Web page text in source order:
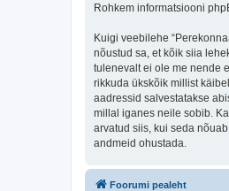
Rohkem informatsiooni
Kuigi veebilehe
nõustud sa, et kõik siia
tulenevalt ei ole me nende
rikkuda ükskõik millist
aadressid salvestatakse
millal iganes neile sobib.
arvatud siis, kui seda
andmeid ohustada.
Foorumi pealeht